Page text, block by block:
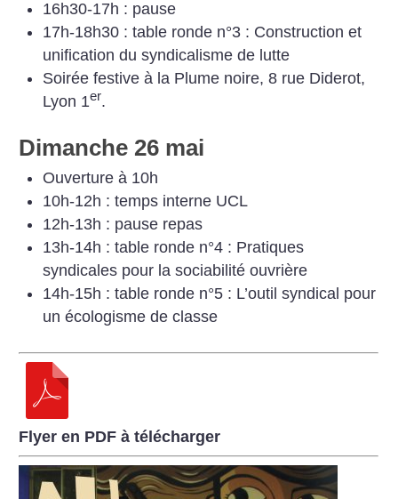
16h30-17h : pause
17h-18h30 : table ronde n°3 : Construction et
unification du syndicalisme de lutte
Soirée festive à la Plume noire, 8 rue Diderot,
Lyon 1er.
Dimanche 26 mai
Ouverture à 10h
10h-12h : temps interne UCL
12h-13h : pause repas
13h-14h : table ronde n°4 : Pratiques
syndicales pour la sociabilité ouvrière
14h-15h : table ronde n°5 : L’outil syndical pour
un écologisme de classe
Flyer en PDF à télécharger